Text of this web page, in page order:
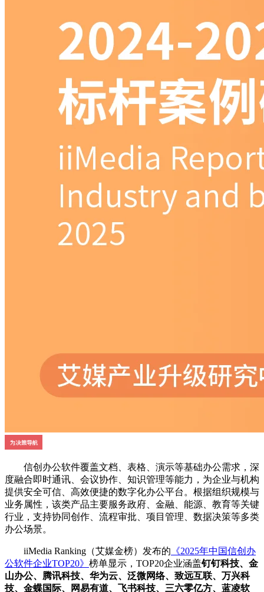
信创办公软件覆盖文档、表格、演示等基础办公需求，深
度融合即时通讯、会议协作、知识管理等能力，为企业与机构
提供安全可信、高效便捷的数字化办公平台。根据组织规模与
业务属性，该类产品主要服务政府、金融、能源、教育等关键
行业，支持协同创作、流程审批、项目管理、数据决策等多类
办公场景。
iiMedia Ranking（艾媒金榜）发布的 《2025年中国信创办
公软件企业TOP20》 榜单显示，TOP20企业涵盖钉钉科技、金
山办公、腾讯科技、华为云、泛微网络、致远互联、万兴科
技、金蝶国际、网易有道、飞书科技、三六零亿方、蓝凌软